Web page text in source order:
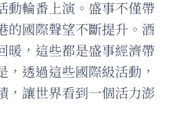
動輪番上演。盛事不僅帶
的國際聲望不斷提升。酒
暖，這些都是盛事經濟帶
透過這些國際級活動，
，讓世界看到一個活力澎